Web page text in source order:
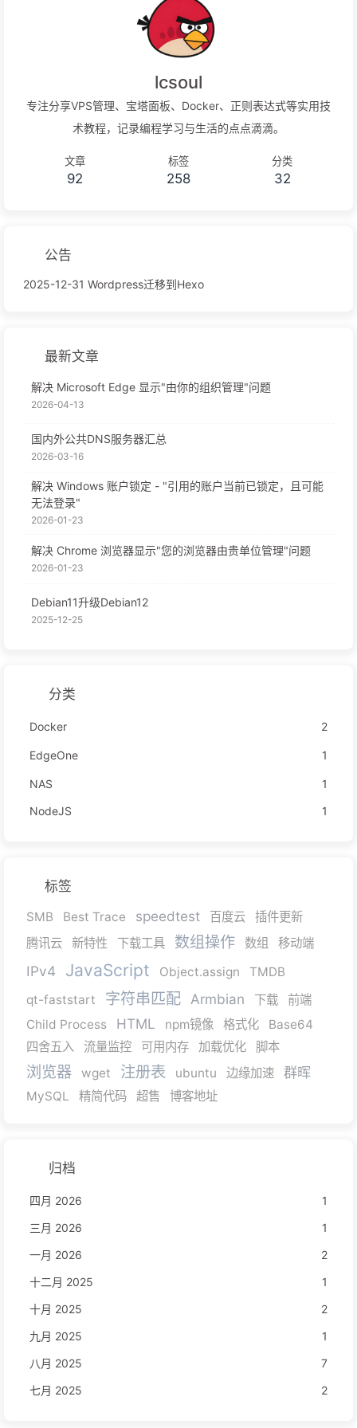
lcsoul
专注分享VPS管理、宝塔面板、Docker、正则表达式等实用技
术教程，记录编程学习与生活的点点滴滴。
文章
92
标签
258
分类
32
公告
2025-12-31 Wordpress迁移到Hexo
最新文章
解决 Microsoft Edge 显示"由你的组织管理"问题
2026-04-13
国内外公共DNS服务器汇总
2026-03-16
解决 Windows 账户锁定 - "引用的账户当前已锁定，且可能
无法登录"
2026-01-23
解决 Chrome 浏览器显示"您的浏览器由贵单位管理"问题
2026-01-23
Debian11升级Debian12
2025-12-25
分类
Docker 2
EdgeOne 1
NAS
1
NodeJS
1
标签
SMB Best Trace speedtest 百度云
插件更新
腾讯云
新特性 下载工具 数组操作 数组 移动端
IPv4 JavaScript Object.assign
TMDB
qt-faststart
字符串匹配 Armbian 下载
前端
Child Process
HTML npm镜像 格式化
Base64
四舍五入
流量监控 可用内存 加载优化 脚本
浏览器 wget 注册表 ubuntu 边缘加速 群晖
MySQL 精简代码 超售 博客地址
归档
四月 2026
1
三月 2026
1
一月 2026
2
十二月 2025
1
十月 2025
2
九月 2025
1
八月 2025
7
七月 2025
2